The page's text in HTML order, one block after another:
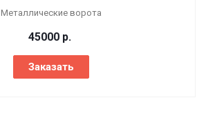
Металлические ворота
45000 р.
Заказать